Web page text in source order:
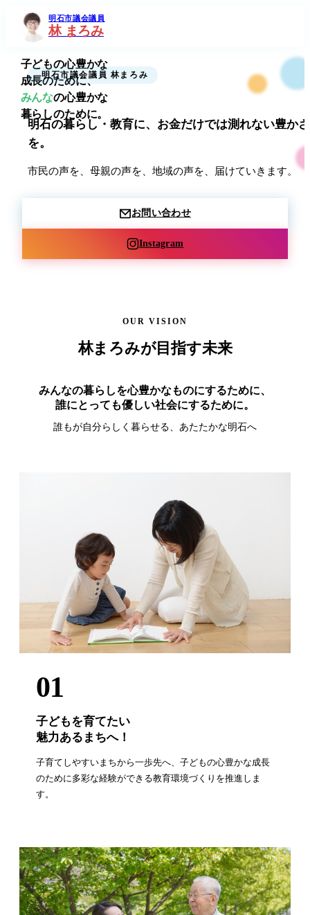
明石市議会議員
林 まろみ
子どもの心豊かな
成長のために、
みんなの心豊かな
暮らしのために。
明石市議会議員 林まろみ
明石の暮らし・教育に、お金だけでは測れない豊かさ
を。
市民の声を、母親の声を、地域の声を、届けていきます。
お問い合わせ
Instagram
OUR VISION
林まろみが目指す未来
みんなの暮らしを心豊かなものにするために、
誰にとっても優しい社会にするために。
誰もが自分らしく暮らせる、あたたかな明石へ
01
子どもを育てたい
魅力あるまちへ！
子育てしやすいまちから一歩先へ、子どもの心豊かな成長
のために多彩な経験ができる教育環境づくりを推進しま
す。